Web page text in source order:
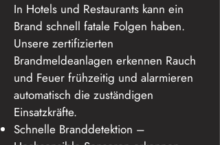
In Hotels und Restaurants kann ein
Brand schnell fatale Folgen haben.
Unsere zertifizierten
Brandmeldeanlagen erkennen Rauch
und Feuer frühzeitig und alarmieren
automatisch die zuständigen
Einsatzkräfte.
Schnelle Branddetektion –